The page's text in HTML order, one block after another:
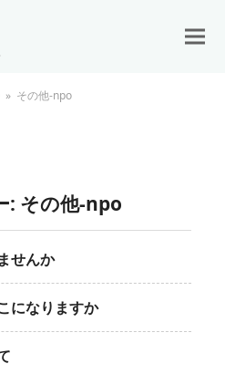
» その他-npo
: その他-npo
せんか
になりますか